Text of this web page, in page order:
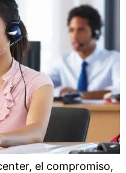
el compromiso,